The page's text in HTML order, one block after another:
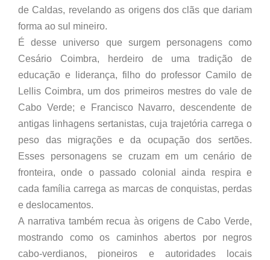
de Caldas, revelando as origens dos clãs que dariam
forma ao sul mineiro.
É desse universo que surgem personagens como
Cesário Coimbra, herdeiro de uma tradição de
educação e liderança, filho do professor Camilo de
Lellis Coimbra, um dos primeiros mestres do vale de
Cabo Verde; e Francisco Navarro, descendente de
antigas linhagens sertanistas, cuja trajetória carrega o
peso das migrações e da ocupação dos sertões.
Esses personagens se cruzam em um cenário de
fronteira, onde o passado colonial ainda respira e
cada família carrega as marcas de conquistas, perdas
e deslocamentos.
A narrativa também recua às origens de Cabo Verde,
mostrando como os caminhos abertos por negros
cabo-verdianos, pioneiros e autoridades locais